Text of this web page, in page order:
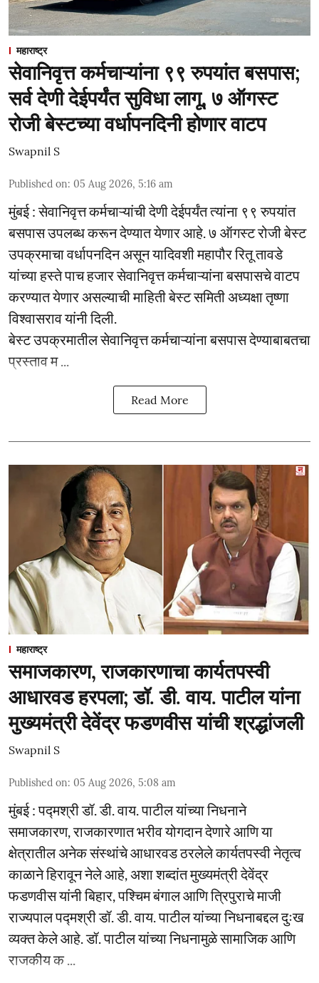
महाराष्ट्र
सेवानिवृत्त कर्मचाऱ्यांना ९९ रुपयांत बसपास;
सर्व देणी देईपर्यंत सुविधा लागू, ७ ऑगस्ट
रोजी बेस्टच्या वर्धापनदिनी होणार वाटप
Swapnil S
Published on: 05 Aug 2026, 5:16 am
मुंबई : सेवानिवृत्त कर्मचाऱ्यांची देणी देईपर्यंत त्यांना ९९ रुपयांत
बसपास उपलब्ध करून देण्यात येणार आहे. ७ ऑगस्ट रोजी बेस्ट
उपक्रमाचा वर्धापनदिन असून यादिवशी महापौर रितू तावडे
यांच्या हस्ते पाच हजार सेवानिवृत्त कर्मचाऱ्यांना बसपासचे वाटप
करण्यात येणार असल्याची माहिती बेस्ट समिती अध्यक्षा तृष्णा
विश्वासराव यांनी दिली.
बेस्ट उपक्रमातील सेवानिवृत्त कर्मचाऱ्यांना बसपास देण्याबाबतचा
प्रस्ताव म ...
Read More
महाराष्ट्र
समाजकारण, राजकारणाचा कार्यतपस्वी
आधारवड हरपला; डॉ. डी. वाय. पाटील यांना
मुख्यमंत्री देवेंद्र फडणवीस यांची श्रद्धांजली
Swapnil S
Published on: 05 Aug 2026, 5:08 am
मुंबई : पद्मश्री डॉ. डी. वाय. पाटील यांच्या निधनाने
समाजकारण, राजकारणात भरीव योगदान देणारे आणि या
क्षेत्रातील अनेक संस्थांचे आधारवड ठरलेले कार्यतपस्वी नेतृत्व
काळाने हिरावून नेले आहे, अशा शब्दांत मुख्यमंत्री देवेंद्र
फडणवीस यांनी बिहार, पश्चिम बंगाल आणि त्रिपुराचे माजी
राज्यपाल पद्मश्री डॉ. डी. वाय. पाटील यांच्या निधनाबद्दल दुःख
व्यक्त केले आहे. डॉ. पाटील यांच्या निधनामुळे सामाजिक आणि
राजकीय क ...